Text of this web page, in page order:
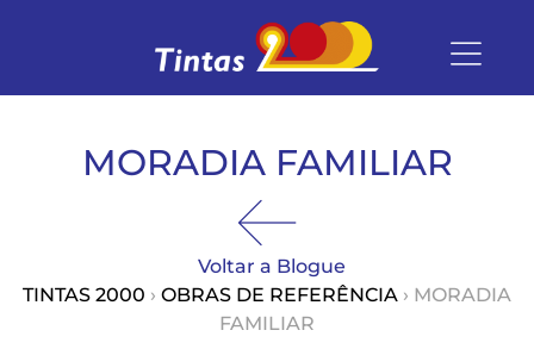
MORADIA FAMILIAR
Voltar a Blogue
TINTAS 2000 › OBRAS DE REFERÊNCIA › MORADIA
FAMILIAR